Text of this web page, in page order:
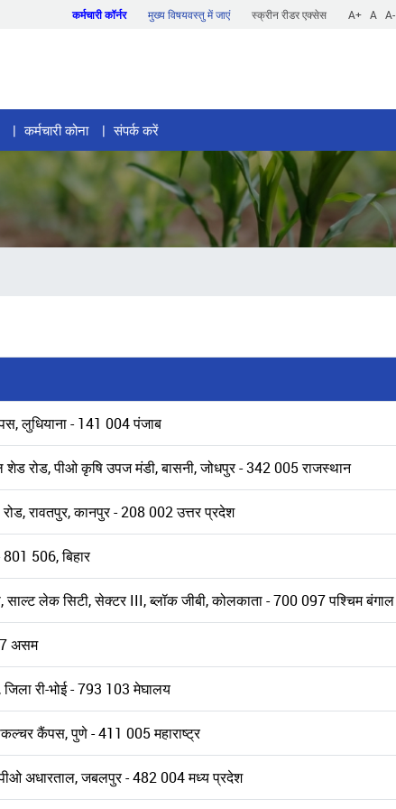
कर्मचारी कॉर्नर मुख्य विषयवस्तु में जाएं स्क्रीन रीडर एक्सेस A+ A A-
कर्मचारी कोना संपर्क करें
लुधियाना - 141 004 पंजाब
रोड, पीओ कृषि उपज मंडी, बासनी, जोधपुर - 342 005 राजस्थान
रावतपुर, कानपुर - 208 002 उत्तर प्रदेश
506, बिहार
साल्ट लेक सिटी, सेक्टर III, ब्लॉक जीबी, कोलकाता - 700 097 पश्चिम बंगाल
असम
जिला री-भोई - 793 103 मेघालय
कैंपस, पुणे - 411 005 महाराष्ट्र
अधारताल, जबलपुर - 482 004 मध्य प्रदेश